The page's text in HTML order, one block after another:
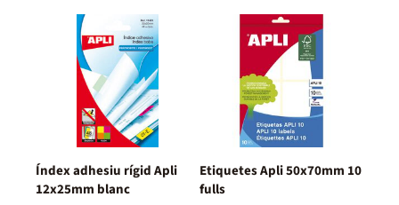
Índex adhesiu rígid Apli
12x25mm blanc
Etiquetes Apli 50x70mm 10
fulls